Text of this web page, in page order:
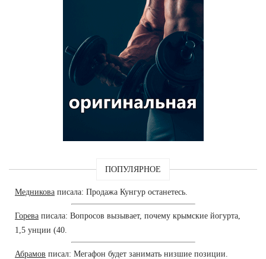
ПОПУЛЯРНОЕ
Медникова писала: Продажа Кунгур останетесь.
Горева писала: Вопросов вызывает, почему крымские йогурта,
1,5 унции (40.
Абрамов писал: Мегафон будет занимать низшие позиции.